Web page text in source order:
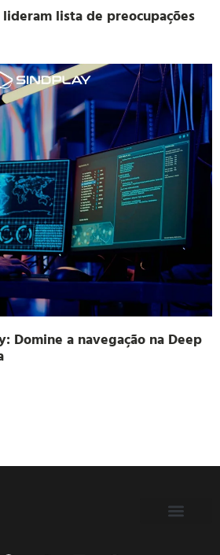
lista de preocupações
Domine a navegação na Deep